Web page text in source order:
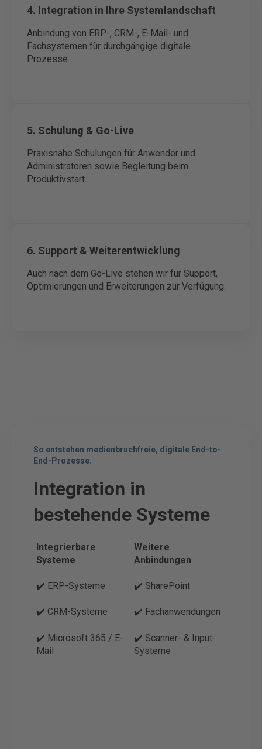
4. Integration in Ihre Systemlandschaft
Anbindung von ERP-, CRM-, E-Mail- und
Fachsystemen für durchgängige digitale
Prozesse.
5. Schulung & Go-Live
Praxisnahe Schulungen für Anwender und
Administratoren sowie Begleitung beim
Produktivstart.
6. Support & Weiterentwicklung
Auch nach dem Go-Live stehen wir für Support,
Optimierungen und Erweiterungen zur Verfügung.
So entstehen medienbruchfreie, digitale End-to-
End-Prozesse.
Integration in
bestehende Systeme
Integrierbare
Systeme
✔️ ERP-Systeme
✔️ CRM-Systeme
✔️ Microsoft 365 / E-
Mail
Weitere
Anbindungen
✔️ SharePoint
✔️ Fachanwendungen
✔️ Scanner- & Input-
Systeme